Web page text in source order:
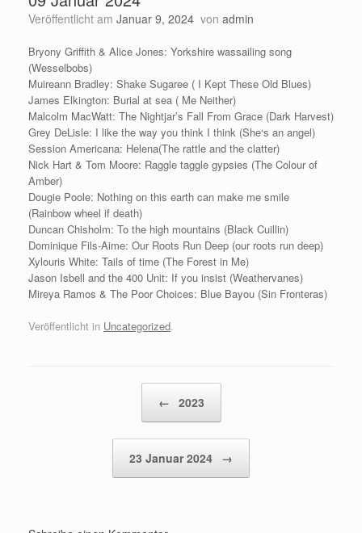
Veröffentlicht am Januar 9, 2024 von admin
Bryony Griffith & Alice Jones: Yorkshire wassailing song
(Wesselbobs)
Muireann Bradley: Shake Sugaree ( I Kept These Old Blues)
James Elkington: Burial at sea ( Me Neither)
Malcolm MacWatt: The Nightjar’s Fall From Grace (Dark Harvest)
Grey DeLisle: I like the way you think I think (She‘s an angel)
Session Americana: Helena(The rattle and the clatter)
Nick Hart & Tom Moore: Raggle taggle gypsies (The Colour of
Amber)
Dougie Poole: Nothing on this earth can make me smile
(Rainbow wheel if death)
Duncan Chisholm: To the high mountains (Black Cuillin)
Dominique Fils-Aime: Our Roots Run Deep (our roots run deep)
Xylouris White: Tails of time (The Forest in Me)
Jason Isbell and the 400 Unit: If you insist (Weathervanes)
Mireya Ramos & The Poor Choices: Blue Bayou (Sin Fronteras)
Veröffentlicht in Uncategorized.
← 2023
23 Januar 2024 →